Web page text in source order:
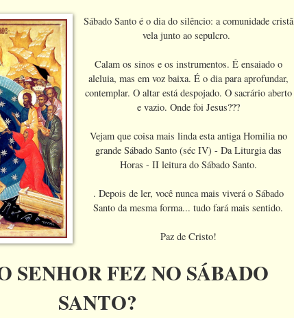
Sábado Santo é o dia do silêncio: a comunidade cristã
vela junto ao sepulcro.
Calam os sinos e os instrumentos. É ensaiado o
aleluia, mas em voz baixa. É o dia para aprofundar,
contemplar. O altar está despojado. O sacrário aberto
e vazio. Onde foi Jesus???
Vejam que coisa mais linda esta antiga Homilia no
grande Sábado Santo (séc IV) - Da Liturgia das
Horas - II leitura do Sábado Santo.
. Depois de ler, você nunca mais viverá o Sábado
Santo da mesma forma... tudo fará mais sentido.
Paz de Cristo!
SENHOR FEZ NO SÁBADO
SANTO?